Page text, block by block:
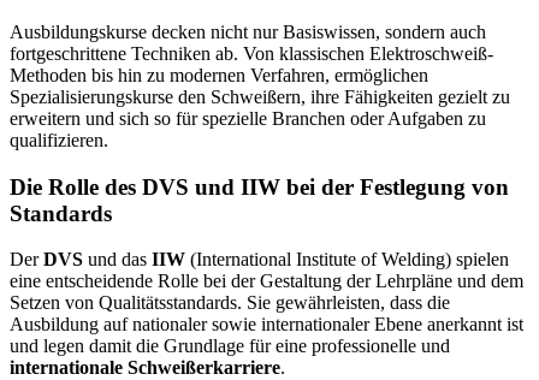
Ausbildungskurse decken nicht nur Basiswissen, sondern auch
fortgeschrittene Techniken ab. Von klassischen Elektroschweiß-
Methoden bis hin zu modernen Verfahren, ermöglichen
Spezialisierungskurse den Schweißern, ihre Fähigkeiten gezielt zu
erweitern und sich so für spezielle Branchen oder Aufgaben zu
qualifizieren.
Die Rolle des DVS und IIW bei der Festlegung von
Standards
DerDVS und das IIW (International Institute of Welding) spielen
eine entscheidende Rolle bei der Gestaltung der Lehrpläne und dem
Setzen von Qualitätsstandards. Sie gewährleisten, dass die
Ausbildung auf nationaler sowie internationaler Ebene anerkannt ist
und legen damit die Grundlage für eine professionelle und
internationale Schweißerkarriere.